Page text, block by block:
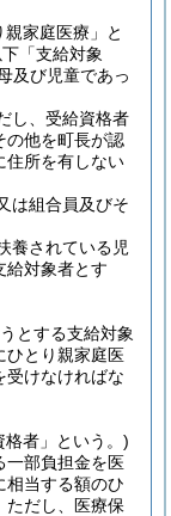
家庭医療」と
「支給対象
及び児童であっ
し、受給資格者
の他を町長が認
住所を有しない
は組合員及びそ
養されている児
給対象者とす
とする支給対象
ひとり親家庭医
受けなければな
格者」という。)
一部負担金を医
相当する額のひ
ただし、医療保